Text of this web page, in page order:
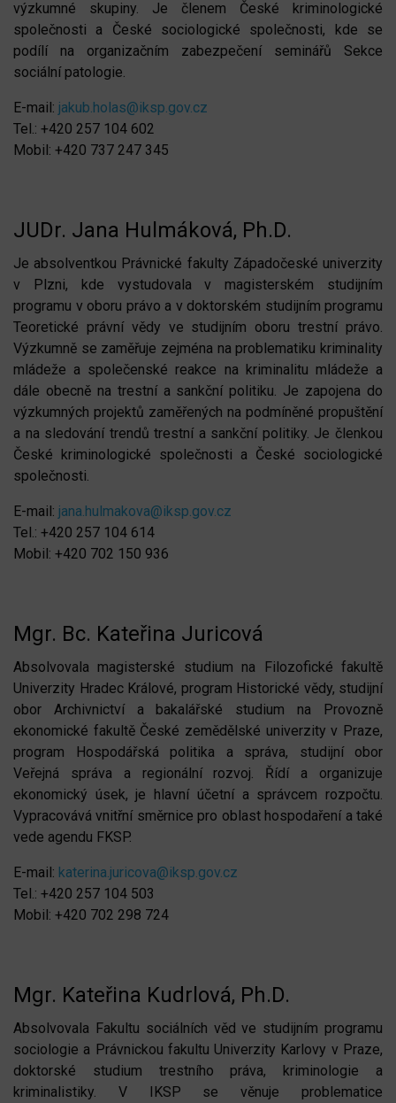
výzkumné skupiny. Je členem České kriminologické
společnosti a České sociologické společnosti, kde se
podílí na organizačním zabezpečení seminářů Sekce
sociální patologie.
E-mail: jakub.holas@iksp.gov.cz
Tel.: +420 257 104 602
Mobil: +420 737 247 345
JUDr. Jana Hulmáková, Ph.D.
Je absolventkou Právnické fakulty Západočeské univerzity
v Plzni, kde vystudovala v magisterském studijním
programu v oboru právo a v doktorském studijním programu
Teoretické právní vědy ve studijním oboru trestní právo.
Výzkumně se zaměřuje zejména na problematiku kriminality
mládeže a společenské reakce na kriminalitu mládeže a
dále obecně na trestní a sankční politiku. Je zapojena do
výzkumných projektů zaměřených na podmíněné propuštění
a na sledování trendů trestní a sankční politiky. Je členkou
České kriminologické společnosti a České sociologické
společnosti.
E-mail: jana.hulmakova@iksp.gov.cz
Tel.: +420 257 104 614
Mobil: +420 702 150 936
Mgr. Bc. Kateřina Juricová
Absolvovala magisterské studium na Filozofické fakultě
Univerzity Hradec Králové, program Historické vědy, studijní
obor Archivnictví a bakalářské studium na Provozně
ekonomické fakultě České zemědělské univerzity v Praze,
program Hospodářská politika a správa, studijní obor
Veřejná správa a regionální rozvoj. Řídí a organizuje
ekonomický úsek, je hlavní účetní a správcem rozpočtu.
Vypracovává vnitřní směrnice pro oblast hospodaření a také
vede agendu FKSP.
E-mail: katerina.juricova@iksp.gov.cz
Tel.: +420 257 104 503
Mobil: +420 702 298 724
Mgr. Kateřina Kudrlová, Ph.D.
Absolvovala Fakultu sociálních věd ve studijním programu
sociologie a Právnickou fakultu Univerzity Karlovy v Praze,
doktorské studium trestního práva, kriminologie a
kriminalistiky. V IKSP se věnuje problematice